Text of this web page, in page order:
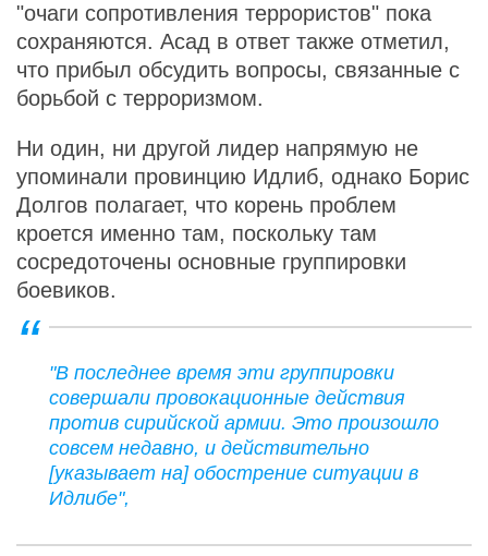
"очаги сопротивления террористов" пока
сохраняются. Асад в ответ также отметил,
что прибыл обсудить вопросы, связанные с
борьбой с терроризмом.
Ни один, ни другой лидер напрямую не
упоминали провинцию Идлиб, однако Борис
Долгов полагает, что корень проблем
кроется именно там, поскольку там
сосредоточены основные группировки
боевиков.
"В последнее время эти группировки
совершали провокационные действия
против сирийской армии. Это произошло
совсем недавно, и действительно
[указывает на] обострение ситуации в
Идлибе",